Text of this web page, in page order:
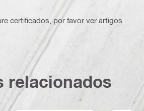
certificados, por favor ver artigos
relacionados